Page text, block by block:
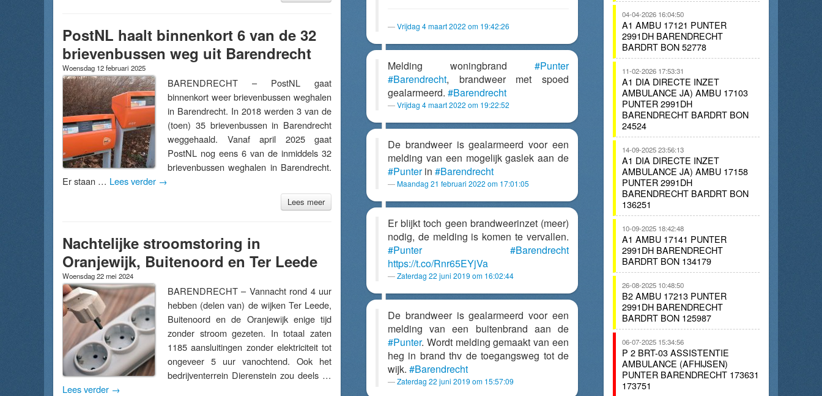
PostNL haalt binnenkort 6 van de 32
brievenbussen weg uit Barendrecht
Woensdag 12 februari 2025
BARENDRECHT – PostNL gaat
binnenkort weer brievenbussen weghalen
in Barendrecht. In 2018 werden 3 van de
(toen) 35 brievenbussen in Barendrecht
weggehaald. Vanaf april 2025 gaat
PostNL nog eens 6 van de inmiddels 32
brievenbussen weghalen in Barendrecht.
Er staan … Lees verder →
Lees meer
Nachtelijke stroomstoring in
Oranjewijk, Buitenoord en Ter Leede
Woensdag 22 mei 2024
BARENDRECHT – Vannacht rond 4 uur
hebben (delen van) de wijken Ter Leede,
Buitenoord en de Oranjewijk enige tijd
zonder stroom gezeten. In totaal zaten
1185 aansluitingen zonder elektriciteit tot
ongeveer 5 uur vanochtend. Ook het
bedrijventerrein Dierenstein zou deels …
Lees verder →
Vrijdag 4 maart 2022 om 19:42:26
Melding woningbrand #Punter
#Barendrecht, brandweer met spoed
gealarmeerd. #Barendrecht
Vrijdag 4 maart 2022 om 19:22:52
De brandweer is gealarmeerd voor een
melding van een mogelijk gaslek aan de
#Punterin #Barendrecht
Maandag 21 februari 2022 om 17:01:05
Er blijkt toch geen brandweerinzet (meer)
nodig, de melding is komen te vervallen.
#Punter
#Barendrecht
https://t.co/Rnr65EYjVa
Zaterdag 22 juni 2019 om 16:02:44
De brandweer is gealarmeerd voor een
melding van een buitenbrand aan de
#Punter. Wordt melding gemaakt van een
heg in brand thv de toegangsweg tot de
wijk. #Barendrecht
Zaterdag 22 juni 2019 om 15:57:09
04-04-2026 16:04:50
A1 AMBU 17121 PUNTER
2991DH BARENDRECHT
BARDRT BON 52778
11-02-2026 17:53:31
A1 DIA DIRECTE INZET
AMBULANCE JA) AMBU 17103
PUNTER 2991DH
BARENDRECHT BARDRT BON
24524
14-09-2025 23:56:13
A1 DIA DIRECTE INZET
AMBULANCE JA) AMBU 17158
PUNTER 2991DH
BARENDRECHT BARDRT BON
136251
10-09-2025 18:42:48
A1 AMBU 17141 PUNTER
2991DH BARENDRECHT
BARDRT BON 134179
26-08-2025 10:48:50
B2 AMBU 17213 PUNTER
2991DH BARENDRECHT
BARDRT BON 125987
06-07-2025 15:34:56
P 2 BRT-03 ASSISTENTIE
AMBULANCE (AFHIJSEN)
PUNTER BARENDRECHT 173631
173751